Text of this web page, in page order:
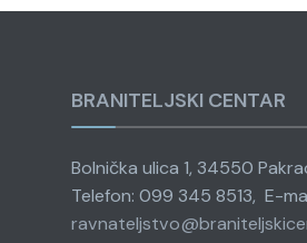
BRANITELJSKI CENTAR
Bolnička ulica 1, 34550
Telefon: 099 345 8513, E-
ravnateljstvo@